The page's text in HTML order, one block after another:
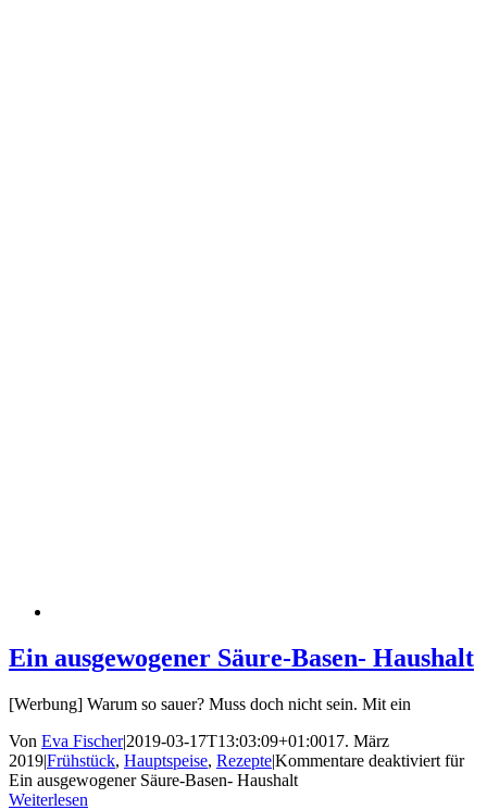
Ein ausgewogener Säure-Basen- Haushalt
[Werbung] Warum so sauer? Muss doch nicht sein. Mit ein
Von Eva Fischer|2019-03-17T13:03:09+01:0017. März
2019|Frühstück, Hauptspeise, Rezepte|Kommentare deaktiviert für
Ein ausgewogener Säure-Basen- Haushalt
Weiterlesen